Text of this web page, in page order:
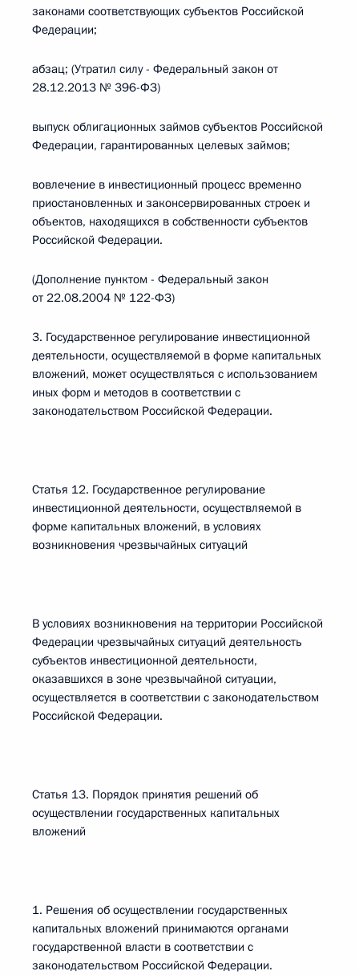
законами соответствующих субъектов Российской
Федерации;
абзац; (Утратил силу - Федеральный закон от
28.12.2013 № 396-ФЗ)
выпуск облигационных займов субъектов Российской
Федерации, гарантированных целевых займов;
вовлечение в инвестиционный процесс временно
приостановленных и законсервированных строек и
объектов, находящихся в собственности субъектов
Российской Федерации.
(Дополнение пунктом - Федеральный закон
от 22.08.2004 № 122-ФЗ)
3. Государственное регулирование инвестиционной
деятельности, осуществляемой в форме капитальных
вложений, может осуществляться с использованием
иных форм и методов в соответствии с
законодательством Российской Федерации.
Статья 12. Государственное регулирование
инвестиционной деятельности, осуществляемой в
форме капитальных вложений, в условиях
возникновения чрезвычайных ситуаций
В условиях возникновения на территории Российской
Федерации чрезвычайных ситуаций деятельность
субъектов инвестиционной деятельности,
оказавшихся в зоне чрезвычайной ситуации,
осуществляется в соответствии с законодательством
Российской Федерации.
Статья 13. Порядок принятия решений об
осуществлении государственных капитальных
вложений
1. Решения об осуществлении государственных
капитальных вложений принимаются органами
государственной власти в соответствии с
законодательством Российской Федерации.